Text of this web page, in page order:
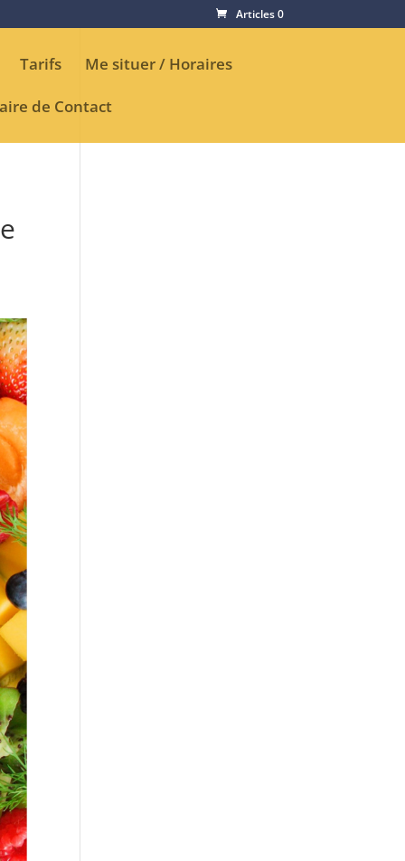
Articles 0
Tarifs Me situer / Horaires
de Contact